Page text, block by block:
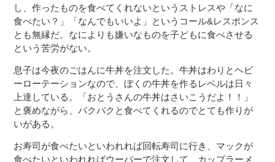
し、作ったものを食べてくれないというストレスや「なに
食べたい？」「なんでもいいよ」というコール&レスポンス
とも無縁だ。なによりも嫌いなものを子どもに食べさせる
という苦労がない。
息子は今夜のごはんに牛丼を注文した。牛丼はわりとヘビ
ーローテーションなので、ぼくの牛丼を作るレベルは日々
上達している。「おとうさんの牛丼はさいこうだよ！！」
と褒めながら、パクパクと食べてくれるのでとても作りが
いがある。
お寿司が食べたいといわれれば回転寿司に行き、マックが
食べたいといわれればウーバーで注文して、カップラーメ